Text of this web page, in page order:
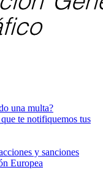
una multa?
te notifiquemos tus
y sanciones
Europea